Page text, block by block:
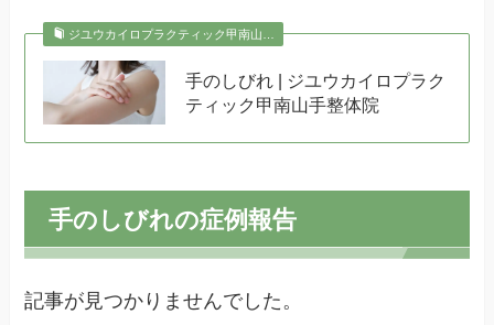
ジユウカイロプラクティック甲南山…
手のしびれ | ジユウカイロプラク
ティック甲南山手整体院
手のしびれの症例報告
記事が見つかりませんでした。